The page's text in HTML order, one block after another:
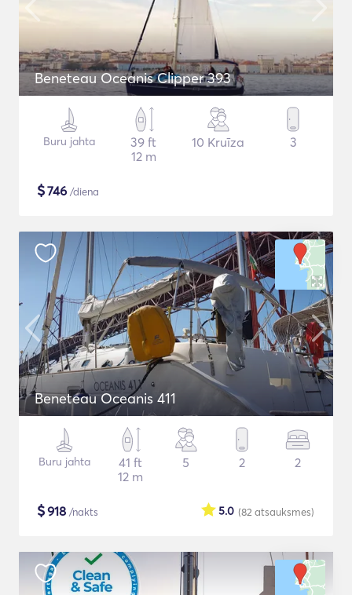
Beneteau Oceanis Clipper 393
Buru jahta
39 ft
12 m
10 Kruīza 3
$746 /diena
Beneteau Oceanis 411
Buru jahta
41 ft
12 m
5 2 2
$918 /nakts (82 atsauksmes)
5.0